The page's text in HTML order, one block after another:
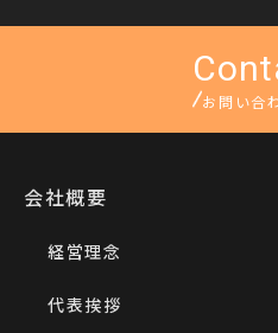
お問い合
会社概要
経営理念
代表挨拶